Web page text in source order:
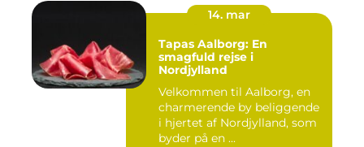
14. mar
Tapas Aalborg: En
smagfuld rejse i
Nordjylland
Velkommen til Aalborg, en
charmerende by beliggende
i hjertet af Nordjylland, som
byder på en ...